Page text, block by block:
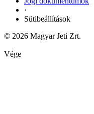
·
Sütibeállítások
© 2026 Magyar Jeti Zrt.
Vége